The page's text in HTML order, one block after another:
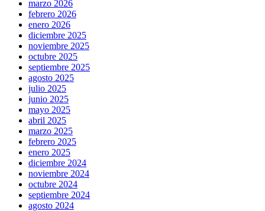
marzo 2026
febrero 2026
enero 2026
diciembre 2025
noviembre 2025
octubre 2025
septiembre 2025
agosto 2025
julio 2025
junio 2025
mayo 2025
abril 2025
marzo 2025
febrero 2025
enero 2025
diciembre 2024
noviembre 2024
octubre 2024
septiembre 2024
agosto 2024